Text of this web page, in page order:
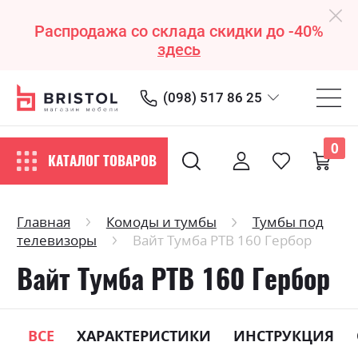
Распродажа со склада скидки до -40%
здесь
(098) 517 86 25
КАТАЛОГ ТОВАРОВ
0
Главная Комоды и тумбы
Тумбы под
телевизоры
Вайт Тумба РТВ 160 Гербор
Вайт Тумба РТВ 160 Гербор
ВСЕ ХАРАКТЕРИСТИКИ ИНСТРУКЦИЯ